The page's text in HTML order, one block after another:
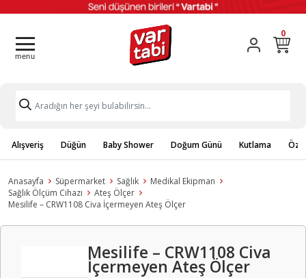
0
Alışveriş Düğün Baby Shower Doğum Günü Kutlama
Anasayfa Süpermarket Sağlık
Medikal Ekipman
Sağlık Ölçüm Cihazı
Ateş Ölçer
Mesilife – CRW1108 Civa İçermeyen Ateş Ölçer
Mesilife – CRW1108 Civa
İçermeyen Ateş Ölçer